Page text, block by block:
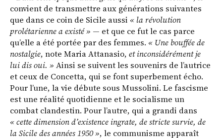
convient de transmettre aux générations suivantes
que dans ce coin de Sicile aussi « la révolution
prolétarienne a existé » — et que ce fut le cas parce
qu’elle a été portée par des femmes. « Une bouffée de
nostalgie, note Maria Attanasio, et inconsidérément je
lui dis oui. » Ainsi se suivent les souvenirs de l’autrice
et ceux de Concetta, qui se font superbement écho.
Pour l’une, la vie débute sous Mussolini. Le fascisme
est une réalité quotidienne et le socialisme un
combat clandestin. Pour l’autre, qui a grandi dans
« cette dimension d’existence ingrate, de stricte survie, de
la Sicile des années 1950 », le communisme apparaît